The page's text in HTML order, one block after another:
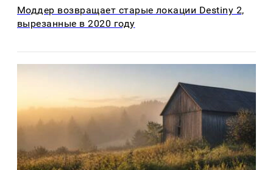
Моддер возвращает старые локации Destiny 2,
вырезанные в 2020 году